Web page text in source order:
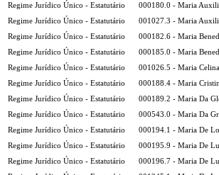
Regime Jurídico Único - Estatutário
000180.0 - Maria
Regime Jurídico Único - Estatutário
001027.3 - Maria
Regime Jurídico Único - Estatutário
000182.6 - Maria
Regime Jurídico Único - Estatutário
000185.0 - Maria
Regime Jurídico Único - Estatutário
001026.5 - Maria
Regime Jurídico Único - Estatutário
000188.4 - Maria
Regime Jurídico Único - Estatutário
000189.2 - Maria Da
Regime Jurídico Único - Estatutário
000543.0 - Maria Da
Regime Jurídico Único - Estatutário
000194.1 - Maria De
Regime Jurídico Único - Estatutário
000195.9 - Maria De
Regime Jurídico Único - Estatutário
000196.7 - Maria De